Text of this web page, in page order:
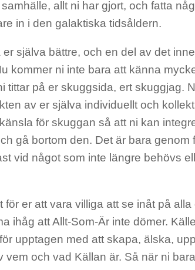
allt ni har gjort, och fatta
in i den galaktiska tidsåldern.
själva bättre, och en del av det
kommer ni inte bara att känna
tittar på er skuggsida, ert skuggjag.
av er själva individuellt och
för skuggan så att ni kan
gå bortom den. Det är bara genom
vid något som inte längre behövs
för er att vara villiga att se inåt på alla
ihåg att Allt-Som-Är inte dömer.
upptagen med att skapa, älska,
vem och vad Källan är. Så när ni